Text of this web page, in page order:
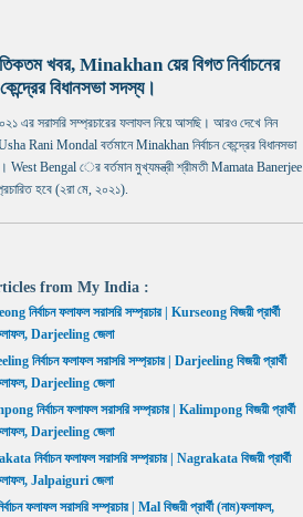
খবর, Minakhan য়ের বিগত নির্বাচনের
বিধানসভা সদস্য।
এর সরাসরি সম্প্রচারের ফলাফল নিয়ে আসছি। আরও দেখে নিন
Rani Mondal বর্তমানে Minakhan নির্বাচন কেন্দ্রের বিধানসভা
Bengal ের বর্তমান মুখ্যমন্ত্রী শ্রীমতী Mamata Banerjee
হবে (২রা মে, ২০২১).
from My India:
নির্বাচন ফলাফল সরাসরি সম্প্রচার | Kurseong বিজয়ী প্রার্থী
Darjeeling জেলা
নির্বাচন ফলাফল সরাসরি সম্প্রচার | Darjeeling বিজয়ী প্রার্থী
Darjeeling জেলা
নির্বাচন ফলাফল সরাসরি সম্প্রচার | Kalimpong বিজয়ী প্রার্থী
Darjeeling জেলা
নির্বাচন ফলাফল সরাসরি সম্প্রচার | Nagrakata বিজয়ী প্রার্থী
Jalpaiguri জেলা
ফলাফল সরাসরি সম্প্রচার | Mal বিজয়ী প্রার্থী (নাম)ফলাফল,